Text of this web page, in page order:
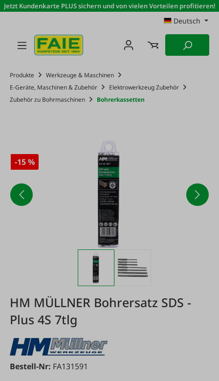
Zum Hauptinhalt springen
Jetzt Kundenkarte PLUS sichern und von vielen Vorteilen profitieren!
Deutsch
Produkte
Werkzeuge & Maschinen
E-Geräte, Maschinen & Zubehör
Elektrowerkzeug Zubehör
Zubehör zu Bohrmaschinen
Bohrerkassetten
-15 %
HM MÜLLNER Bohrersatz SDS -
Plus 4S 7tlg
Bestell-Nr: FA131591